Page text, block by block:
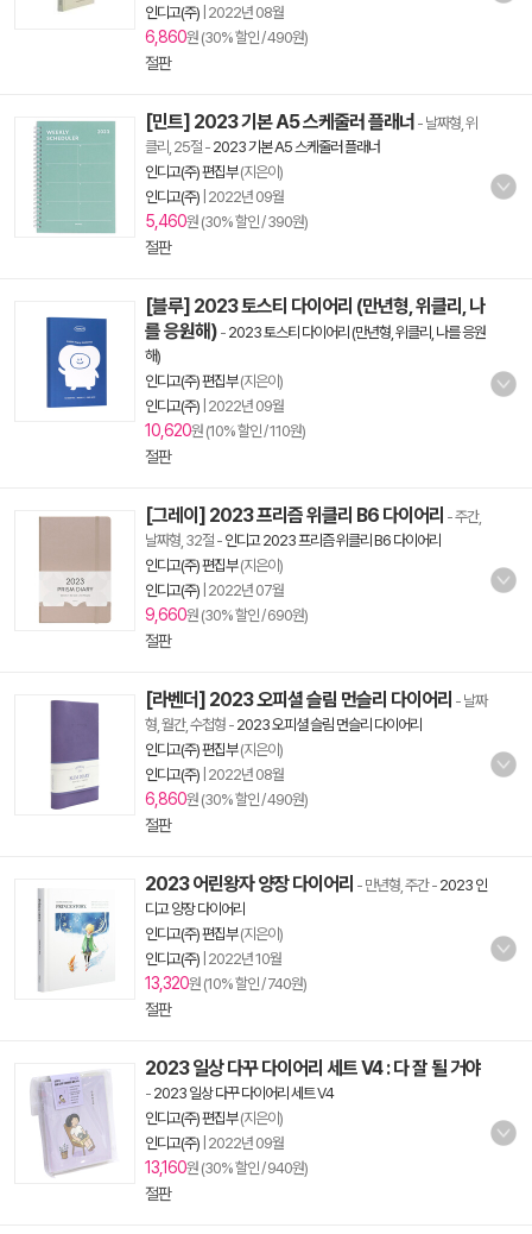
인디고(주) 2022년 08월
6,860원 (30% 할인 / 490원)
절판
[민트] 2023 기본 A5 스케줄러 플래너 - 날짜형, 위
클리, 25절 - 2023 기본 A5 스케줄러 플래너
인디고(주) 편집부(지은이)
인디고(주) 2022년 09월
5,460원 (30% 할인 / 390원)
절판
[블루] 2023 토스티 다이어리 (만년형, 위클리, 나
를 응원해) - 2023 토스티 다이어리 (만년형, 위클리, 나를 응원
해)
인디고(주) 편집부(지은이)
인디고(주) 2022년 09월
10,620원 (10% 할인 / 110원)
절판
[그레이] 2023 프리즘 위클리 B6 다이어리 - 주간,
날짜형, 32절 - 인디고 2023 프리즘 위클리 B6 다이어리
인디고(주) 편집부(지은이)
인디고(주) 2022년 07월
9,660원 (30% 할인 / 690원)
절판
[라벤더] 2023 오피셜 슬림 먼슬리 다이어리 - 날짜
형, 월간, 수첩형 - 2023 오피셜 슬림 먼슬리 다이어리
인디고(주) 편집부(지은이)
인디고(주) 2022년 08월
6,860원 (30% 할인 / 490원)
절판
2023 어린왕자 양장 다이어리 - 만년형, 주간- 2023 인
디고 양장 다이어리
인디고(주) 편집부(지은이)
인디고(주) 2022년 10월
13,320원 (10% 할인 / 740원)
절판
2023 일상 다꾸 다이어리 세트 V4 : 다 잘 될 거야
- 2023 일상 다꾸 다이어리 세트 V4
인디고(주) 편집부(지은이)
인디고(주) 2022년 09월
13,160원 (30% 할인 / 940원)
절판